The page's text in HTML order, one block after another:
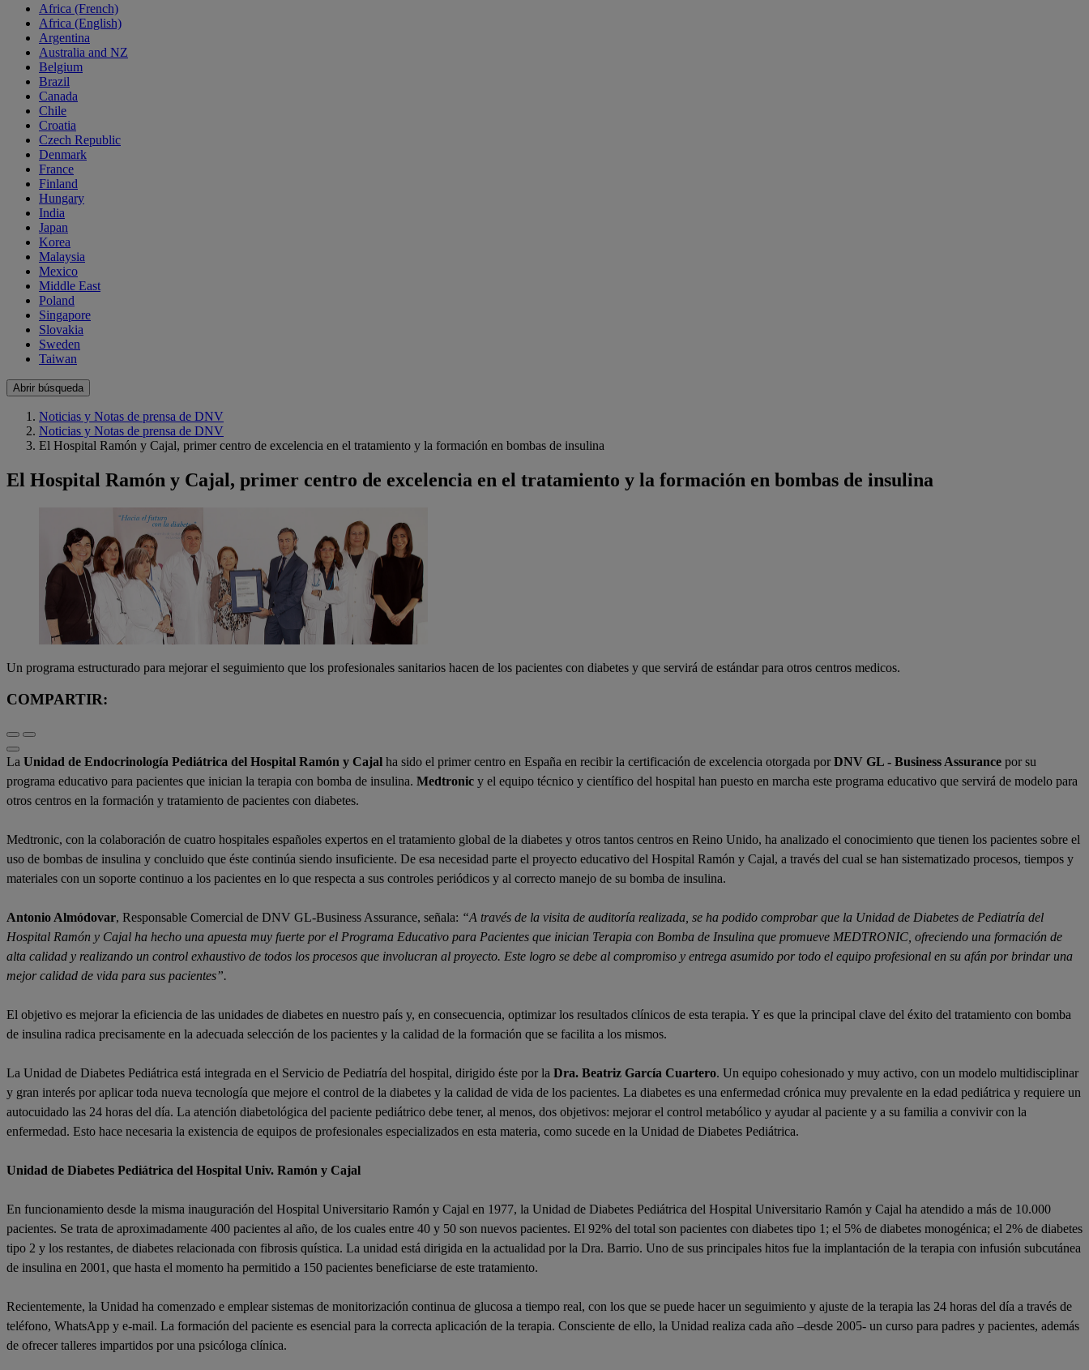
Africa (French)
Africa (English)
Argentina
Australia and NZ
Belgium
Brazil
Canada
Chile
Croatia
Czech Republic
Denmark
France
Finland
Hungary
India
Japan
Korea
Malaysia
Mexico
Middle East
Poland
Singapore
Slovakia
Sweden
Taiwan
Abrir búsqueda
Noticias y Notas de prensa de DNV
Noticias y Notas de prensa de DNV
El Hospital Ramón y Cajal, primer centro de excelencia en el tratamiento y la formación en bombas de insulina
El Hospital Ramón y Cajal, primer centro de excelencia en el tratamiento y la formación en bombas de insulina
Un programa estructurado para mejorar el seguimiento que los profesionales sanitarios hacen de los pacientes con diabetes y que servirá de estándar para otros centros medicos.
COMPARTIR:
La Unidad de Endocrinología Pediátrica del Hospital Ramón y Cajal ha sido el primer centro en España en recibir la certificación de excelencia otorgada porDNV GL - Business Assurance por su
programa educativo para pacientes que inician la terapia con bomba de insulina. Medtronic y el equipo técnico y científico del hospital han puesto en marcha este programa educativo que servirá de modelo para
otros centros en la formación y tratamiento de pacientes con diabetes.
Medtronic, con la colaboración de cuatro hospitales españoles expertos en el tratamiento global de la diabetes y otros tantos centros en Reino Unido, ha analizado el conocimiento que tienen los pacientes sobre el
uso de bombas de insulina y concluido que éste continúa siendo insuficiente. De esa necesidad parte el proyecto educativo del Hospital Ramón y Cajal, a través del cual se han sistematizado procesos, tiempos y
materiales con un soporte continuo a los pacientes en lo que respecta a sus controles periódicos y al correcto manejo de su bomba de insulina.
Antonio Almódovar, Responsable Comercial de DNV GL-Business Assurance, señala: “A través de la visita de auditoría realizada, se ha podido comprobar que la Unidad de Diabetes de Pediatría del
Hospital Ramón y Cajal ha hecho una apuesta muy fuerte por el Programa Educativo para Pacientes que inician Terapia con Bomba de Insulina que promueve MEDTRONIC, ofreciendo una formación de
alta calidad y realizando un control exhaustivo de todos los procesos que involucran al proyecto. Este logro se debe al compromiso y entrega asumido por todo el equipo profesional en su afán por brindar una
mejor calidad de vida para sus pacientes”.
El objetivo es mejorar la eficiencia de las unidades de diabetes en nuestro país y, en consecuencia, optimizar los resultados clínicos de esta terapia. Y es que la principal clave del éxito del tratamiento con bomba
de insulina radica precisamente en la adecuada selección de los pacientes y la calidad de la formación que se facilita a los mismos.
La Unidad de Diabetes Pediátrica está integrada en el Servicio de Pediatría del hospital, dirigido éste por la Dra. Beatriz García Cuartero. Un equipo cohesionado y muy activo, con un modelo multidisciplinar
y gran interés por aplicar toda nueva tecnología que mejore el control de la diabetes y la calidad de vida de los pacientes. La diabetes es una enfermedad crónica muy prevalente en la edad pediátrica y requiere un
autocuidado las 24 horas del día. La atención diabetológica del paciente pediátrico debe tener, al menos, dos objetivos: mejorar el control metabólico y ayudar al paciente y a su familia a convivir con la
enfermedad. Esto hace necesaria la existencia de equipos de profesionales especializados en esta materia, como sucede en la Unidad de Diabetes Pediátrica.
Unidad de Diabetes Pediátrica del Hospital Univ. Ramón y Cajal
En funcionamiento desde la misma inauguración del Hospital Universitario Ramón y Cajal en 1977, la Unidad de Diabetes Pediátrica del Hospital Universitario Ramón y Cajal ha atendido a más de 10.000
pacientes. Se trata de aproximadamente 400 pacientes al año, de los cuales entre 40 y 50 son nuevos pacientes. El 92% del total son pacientes con diabetes tipo 1; el 5% de diabetes monogénica; el 2% de diabetes
tipo 2 y los restantes, de diabetes relacionada con fibrosis quística. La unidad está dirigida en la actualidad por la Dra. Barrio. Uno de sus principales hitos fue la implantación de la terapia con infusión subcutánea
de insulina en 2001, que hasta el momento ha permitido a 150 pacientes beneficiarse de este tratamiento.
Recientemente, la Unidad ha comenzado e emplear sistemas de monitorización continua de glucosa a tiempo real, con los que se puede hacer un seguimiento y ajuste de la terapia las 24 horas del día a través de
teléfono, WhatsApp y e-mail. La formación del paciente es esencial para la correcta aplicación de la terapia. Consciente de ello, la Unidad realiza cada año –desde 2005- un curso para padres y pacientes, además
de ofrecer talleres impartidos por una psicóloga clínica.